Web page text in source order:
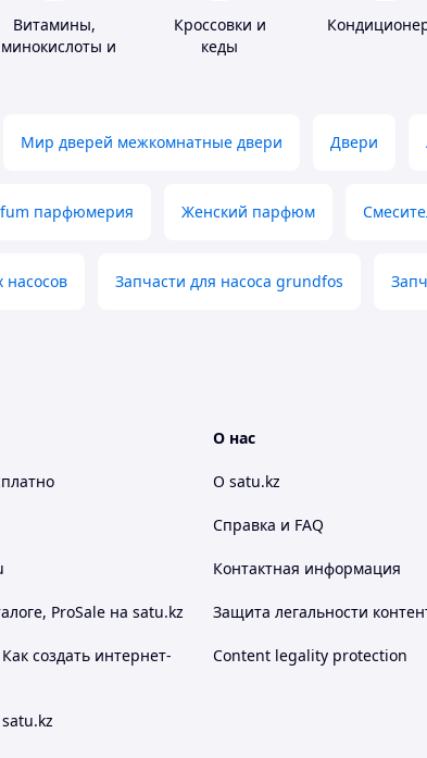
Витамины,
и
Кроссовки и
кеды
Мир дверей межкомнатные двери Двери
парфюмерия Женский парфюм
насосов Запчасти для насоса grundfos
ProSale на satu.kz
создать интернет-
О нас
О satu.kz
Справка и FAQ
Контактная информация
Защита легальности
Content legality protection